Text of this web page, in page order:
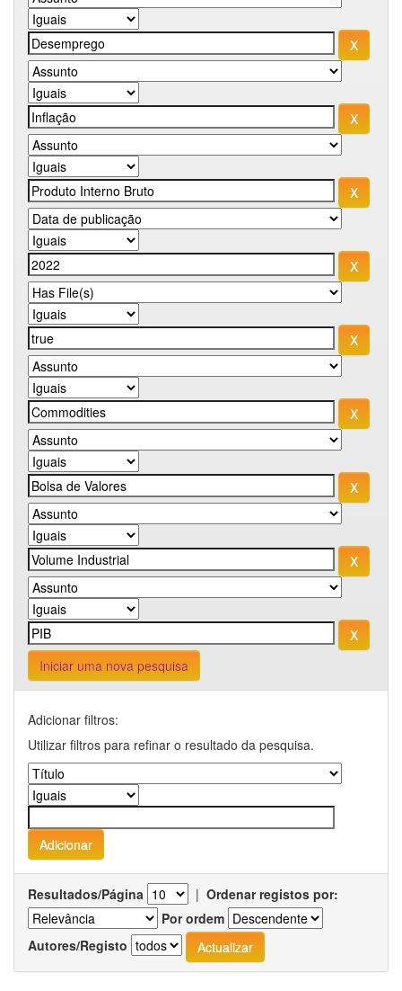
Iniciar uma nova pesquisa
Adicionar filtros:
Utilizar filtros para refinar o resultado da pesquisa.
Resultados/Página | Ordenar registos por:
Por ordem
Autores/Registo